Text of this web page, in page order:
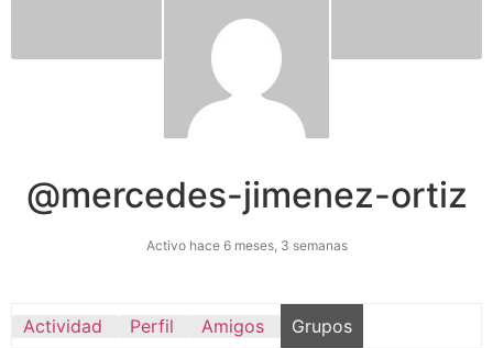
@mercedes-jimenez-ortiz
Activo hace 6 meses, 3 semanas
Actividad Perfil Amigos Grupos